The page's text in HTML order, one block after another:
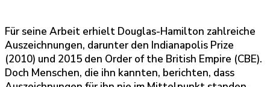
Für seine Arbeit erhielt Douglas-Hamilton zahlreiche
Auszeichnungen, darunter den Indianapolis Prize
(2010) und 2015 den Order of the British Empire (CBE).
Doch Menschen, die ihn kannten, berichten, dass